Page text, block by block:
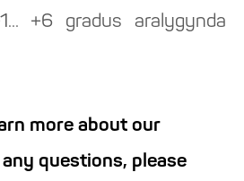
+6 gradus aralygynda
more about our
questions, please